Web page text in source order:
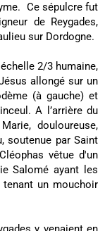
Ce sépulcre fut
de Reygades,
sur Dordogne.
2/3 humaine,
allongé sur un
(à gauche) et
A l’arrière du
douloureuse,
soutenue par Saint
vêtue d'un
Salomé ayant les
un mouchoir